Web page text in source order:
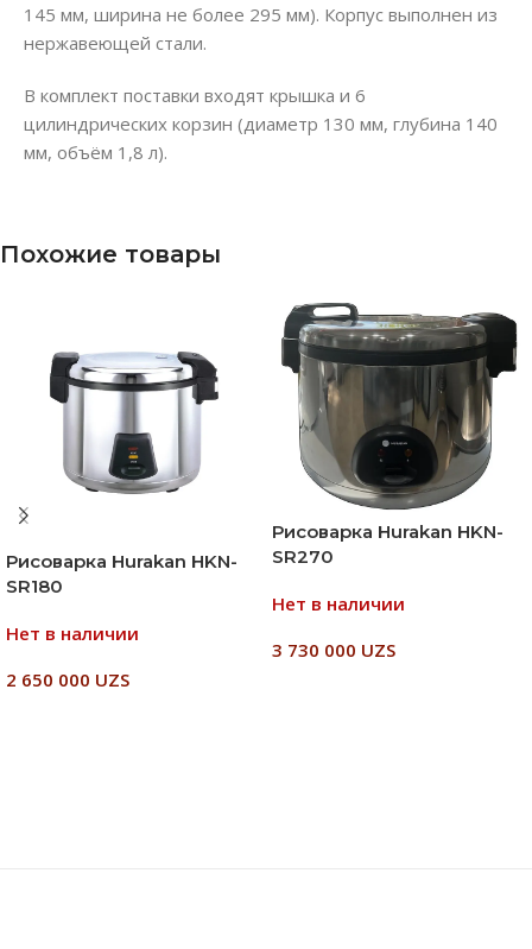
145 мм, ширина не более 295 мм). Корпус выполнен из
нержавеющей стали.
В комплект поставки входят крышка и 6
цилиндрических корзин (диаметр 130 мм, глубина 140
мм, объём 1,8 л).
Похожие товары
Рисоварка Hurakan HKN-
SR180
Нет в наличии
2 650 000 UZS
Рисоварка Hurakan HKN-
SR270
Нет в наличии
3 730 000 UZS